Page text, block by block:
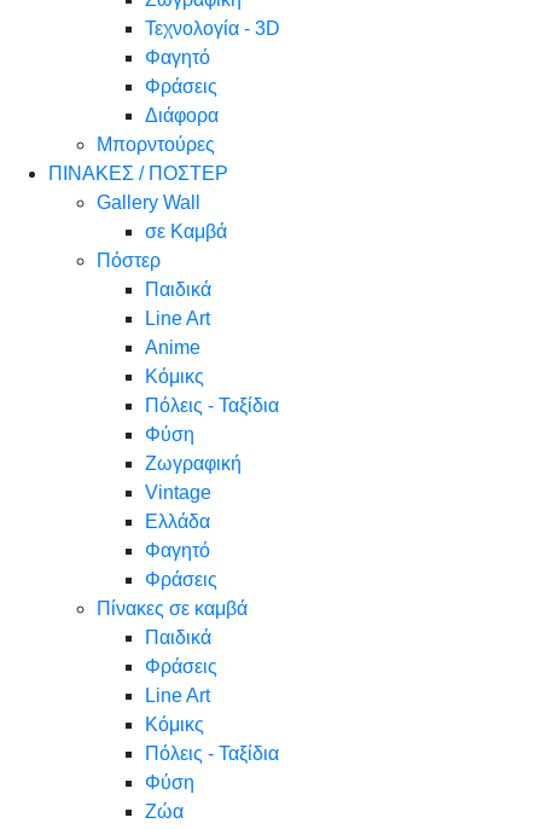
Τεχνολογία - 3D
Φαγητό
Φράσεις
Διάφορα
Μπορντούρες
ΠΙΝΑΚΕΣ / ΠΟΣΤΕΡ
Gallery Wall
σε Καμβά
Πόστερ
Παιδικά
Line Art
Anime
Κόμικς
Πόλεις - Ταξίδια
Φύση
Ζωγραφική
Vintage
Ελλάδα
Φαγητό
Φράσεις
Πίνακες σε καμβά
Παιδικά
Φράσεις
Line Art
Κόμικς
Πόλεις - Ταξίδια
Φύση
Ζώα